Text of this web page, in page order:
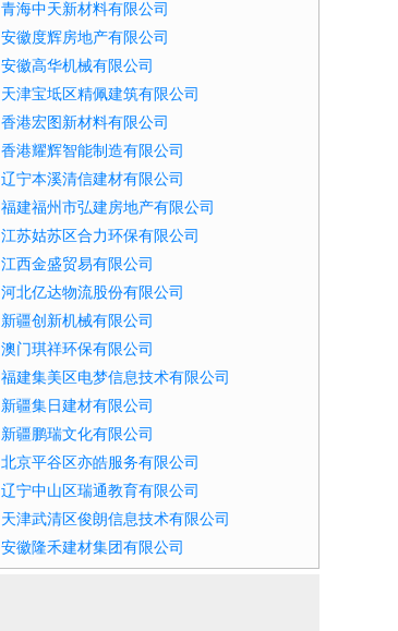
青海中天新材料有限公司
安徽度辉房地产有限公司
安徽高华机械有限公司
天津宝坻区精佩建筑有限公司
香港宏图新材料有限公司
香港耀辉智能制造有限公司
辽宁本溪清信建材有限公司
福建福州市弘建房地产有限公司
江苏姑苏区合力环保有限公司
江西金盛贸易有限公司
河北亿达物流股份有限公司
新疆创新机械有限公司
澳门琪祥环保有限公司
福建集美区电梦信息技术有限公司
新疆集日建材有限公司
新疆鹏瑞文化有限公司
北京平谷区亦皓服务有限公司
辽宁中山区瑞通教育有限公司
天津武清区俊朗信息技术有限公司
安徽隆禾建材集团有限公司